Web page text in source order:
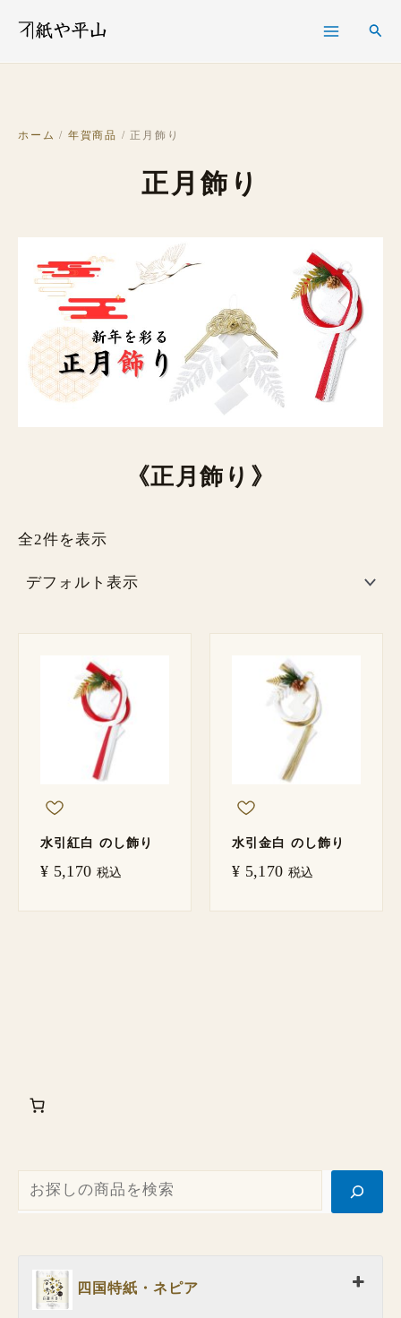
検
索
四国特紙・ネピア
ホーム / 年賀商品 / 正月飾り
正月飾り
《正月飾り》
全2件を表示
水引紅白 のし飾り
¥ 5,170 税込
水引金白 のし飾り
¥ 5,170 税込